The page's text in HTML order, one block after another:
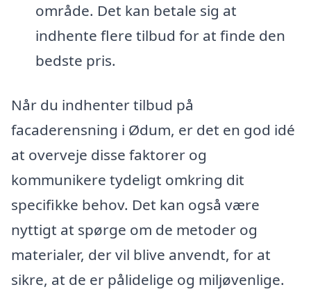
område. Det kan betale sig at
indhente flere tilbud for at finde den
bedste pris.
Når du indhenter tilbud på
facaderensning i Ødum, er det en god idé
at overveje disse faktorer og
kommunikere tydeligt omkring dit
specifikke behov. Det kan også være
nyttigt at spørge om de metoder og
materialer, der vil blive anvendt, for at
sikre, at de er pålidelige og miljøvenlige.